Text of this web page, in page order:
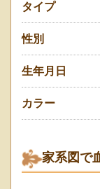
タイプ
性別
生年月日
カラー
家系図で